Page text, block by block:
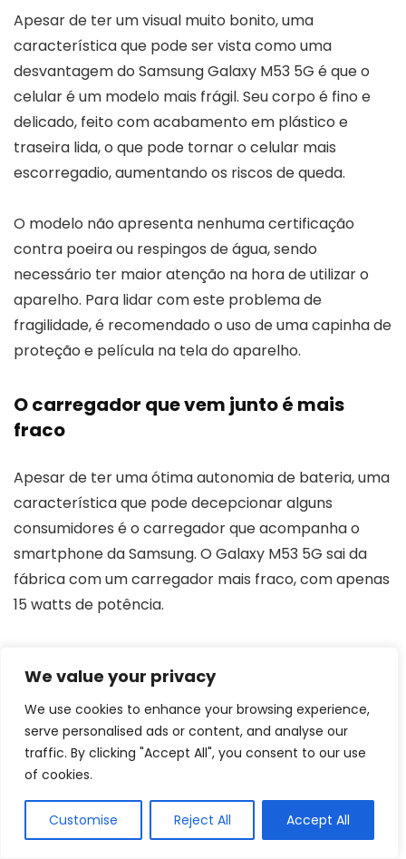
We value your privacy
We use cookies to enhance your browsing experience,
serve personalised ads or content, and analyse our
traffic. By clicking "Accept All", you consent to our use
of cookies.
Customise Reject All Accept All
Apesar de ter um visual muito bonito, uma
característica que pode ser vista como uma
desvantagem do Samsung Galaxy M53 5G é que o
celular é um modelo mais frágil. Seu corpo é fino e
delicado, feito com acabamento em plástico e
traseira lida, o que pode tornar o celular mais
escorregadio, aumentando os riscos de queda.
O modelo não apresenta nenhuma certificação
contra poeira ou respingos de água, sendo
necessário ter maior atenção na hora de utilizar o
aparelho. Para lidar com este problema de
fragilidade, é recomendado o uso de uma capinha de
proteção e película na tela do aparelho.
O carregador que vem junto é mais
fraco
Apesar de ter uma ótima autonomia de bateria, uma
característica que pode decepcionar alguns
consumidores é o carregador que acompanha o
smartphone da Samsung. O Galaxy M53 5G sai da
fábrica com um carregador mais fraco, com apenas
15 watts de potência.
maior, chegando em até 2 horas para recarregar
completamente a bateria. No entanto, o modelo
conta com suporte para carregamento de até 25
watts. Ou seja, se o consumidor quiser garantir uma
recarga mais rápida, é possível investir a parte em
um modelo de carregador mais potente.